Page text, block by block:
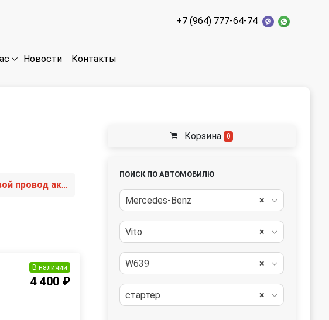
+7 (964) 777-64-74
Новости Контакты
минусовой провод аккумулятора
В наличии
4 400 ₽
Корзина 0
ПОИСК ПО АВТОМОБИЛЮ
×
Mercedes-Benz
×
Vito
×
W639
×
стартер